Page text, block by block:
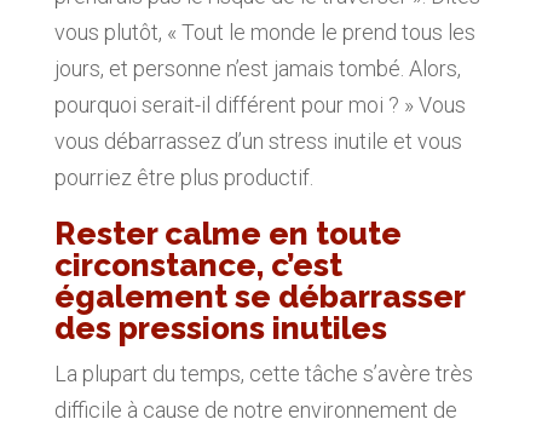
vous plutôt, « Tout le monde le prend tous les
jours, et personne n’est jamais tombé. Alors,
pourquoi serait-il différent pour moi ? » Vous
vous débarrassez d’un stress inutile et vous
pourriez être plus productif.
Rester calme en toute
circonstance, c’est
également se débarrasser
des pressions inutiles
La plupart du temps, cette tâche s’avère très
difficile à cause de notre environnement de